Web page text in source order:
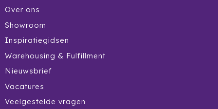
MOYU
Muse
Norländer
Ocean Bottle
Over ons
Showroom
Inspiratiegidsen
Warehousing & Fulfillment
Nieuwsbrief
Vacatures
Veelgestelde vragen